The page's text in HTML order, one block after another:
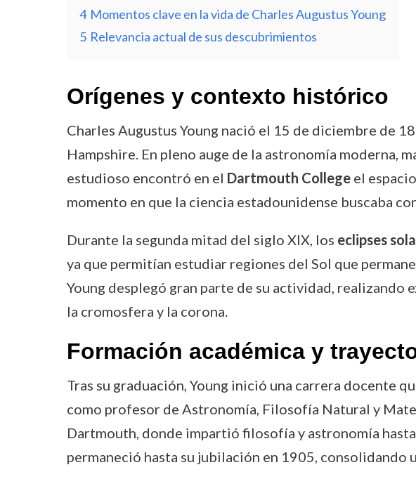
4 Momentos clave en la vida de Charles Augustus Young
5 Relevancia actual de sus descubrimientos
Orígenes y contexto histórico
Charles Augustus Young nació el 15 de diciembre de
Hampshire. En pleno auge de la astronomía moderna,
estudioso encontró en el Dartmouth Collegeel
momento en que la ciencia estadounidense buscaba
Durante la segunda mitad del siglo XIX, los eclipses
ya que permitían estudiar regiones del Sol que
Young desplegó gran parte de su actividad,
la cromosfera y la corona.
Formación académica y
Tras su graduación, Young inició una carrera docente
como profesor de Astronomía, Filosofía Natural y
Dartmouth, donde impartió filosofía y astronomía
permaneció hasta su jubilación en 1905, consolidando